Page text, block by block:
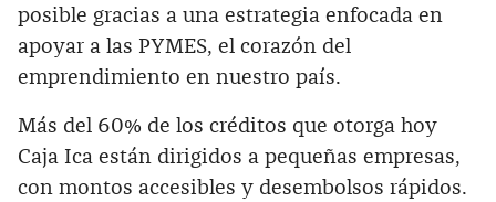
posible gracias a una estrategia enfocada en
apoyar a las PYMES, el corazón del
emprendimiento en nuestro país.
Más del 60% de los créditos que otorga hoy
Caja Ica están dirigidos a pequeñas empresas,
con montos accesibles y desembolsos rápidos.